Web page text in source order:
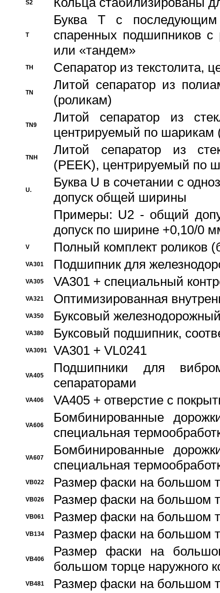
S2
T
Буква T с
спаренных подшипников
или «тандем»
TH Сепаратор из текстолита,
TN
Литой сепаратор из
(роликам)
TN9
Литой сепаратор из
центрируемый по шарикам
TNH
Литой сепаратор из
(PEEK), центрируемый по
U.
Буква U в сочетании с
допуск общей ширины
Примеры: U2 - общий
допуск по ширине +0,10/0
V Полный комплект роликов
VA301 Подшипник для
VA305 VA301 + специальный
VA321 Оптимизированная
VA350 Буксовый
VA380 Буксовый подшипник,
VA3091 VA301 + VL0241
VA405
Подшипники для
сепараторами
VA406 VA405 + отверстие с
VA606
Бомбинированные
специальная
VA607
Бомбинированные
специальная
VB022 Размер фаски на большом
VB026 Размер фаски на большом
VB061 Размер фаски на большом
VB134 Размер фаски на большом
VB406
Размер фаски на
большом торце наружного
VB481 Размер фаски на большом